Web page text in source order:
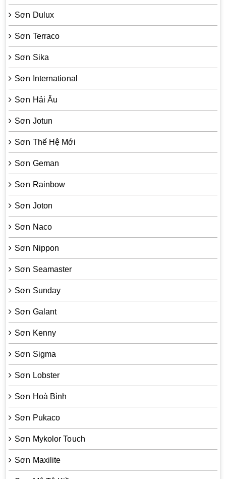
Sơn Dulux
Sơn Terraco
Sơn Sika
Sơn International
Sơn Hải Âu
Sơn Jotun
Sơn Thế Hệ Mới
Sơn Geman
Sơn Rainbow
Sơn Joton
Sơn Naco
Sơn Nippon
Sơn Seamaster
Sơn Sunday
Sơn Galant
Sơn Kenny
Sơn Sigma
Sơn Lobster
Sơn Hoà Bình
Sơn Pukaco
Sơn Mykolor Touch
Sơn Maxilite